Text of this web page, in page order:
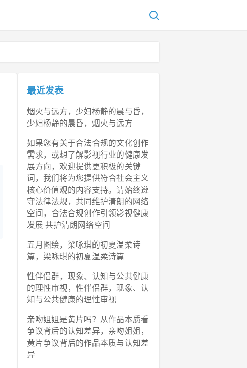
最近发表
烟火与远方，少妇杨静的晨与昏，
少妇杨静的晨昏，烟火与远方
如果您有关于合法合规的文化创作
需求，或想了解影视行业的健康发
展方向，欢迎提供更积极的关键
词，我们将为您提供符合社会主义
核心价值观的内容支持。请始终遵
守法律法规，共同维护清朗的网络
空间，合法合规创作引领影视健康
发展 共护清朗网络空间
五月图绘，梁咏琪的初夏温柔诗
篇，梁咏琪的初夏温柔诗篇
性伴侣群，现象、认知与公共健康
的理性审视，性伴侣群，现象、认
知与公共健康的理性审视
亲吻姐姐是黄片吗？从作品本质看
争议背后的认知差异，亲吻姐姐，
黄片争议背后的作品本质与认知差
异